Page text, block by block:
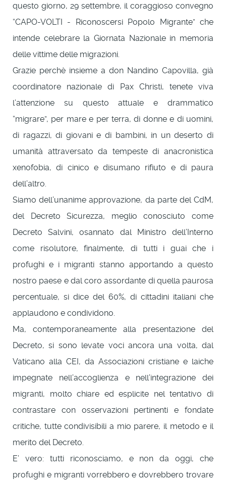
questo giorno, 29 settembre, il coraggioso convegno
“CAPO-VOLTI - Riconoscersi Popolo Migrante” che
intende celebrare la Giornata Nazionale in memoria
delle vittime delle migrazioni.
Grazie perchè insieme a don Nandino Capovilla, già
coordinatore nazionale di Pax Christi, tenete viva
l’attenzione su questo attuale e drammatico
“migrare”, per mare e per terra, di donne e di uomini,
di ragazzi, di giovani e di bambini, in un deserto di
umanità attraversato da tempeste di anacronistica
xenofobia, di cinico e disumano rifiuto e di paura
dell’altro.
Siamo dell’unanime approvazione, da parte del CdM,
del Decreto Sicurezza, meglio conosciuto come
Decreto Salvini, osannato dal Ministro dell’Interno
come risolutore, finalmente, di tutti i guai che i
profughi e i migranti stanno apportando a questo
nostro paese e dal coro assordante di quella paurosa
percentuale, si dice del 60%, di cittadini italiani che
applaudono e condividono.
Ma, contemporaneamente alla presentazione del
Decreto, si sono levate voci ancora una volta, dal
Vaticano alla CEI, da Associazioni cristiane e laiche
impegnate nell’accoglienza e nell’integrazione dei
migranti, molto chiare ed esplicite nel tentativo di
contrastare con osservazioni pertinenti e fondate
critiche, tutte condivisibili a mio parere, il metodo e il
merito del Decreto.
E’ vero: tutti riconosciamo, e non da oggi, che
profughi e migranti vorrebbero e dovrebbero trovare